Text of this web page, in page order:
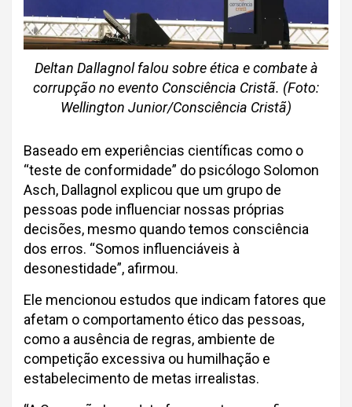
Deltan Dallagnol falou sobre ética e combate à
corrupção no evento Consciência Cristã. (Foto:
Wellington Junior/Consciência Cristã)
Baseado em experiências científicas como o
“teste de conformidade” do psicólogo Solomon
Asch, Dallagnol explicou que um grupo de
pessoas pode influenciar nossas próprias
decisões, mesmo quando temos consciência
dos erros. “Somos influenciáveis à
desonestidade”, afirmou.
Ele mencionou estudos que indicam fatores que
afetam o comportamento ético das pessoas,
como a ausência de regras, ambiente de
competição excessiva ou humilhação e
estabelecimento de metas irrealistas.